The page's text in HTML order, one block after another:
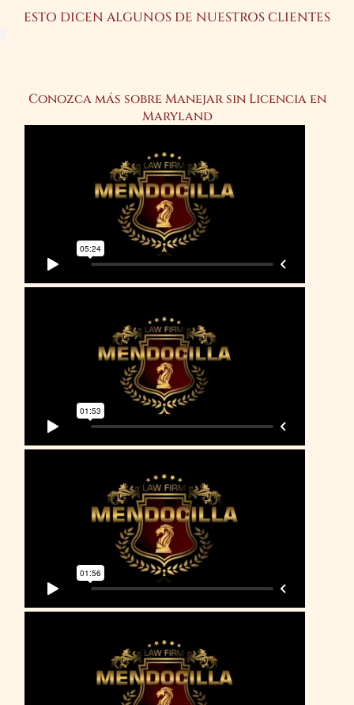
ESTO DICEN ALGUNOS DE NUESTROS CLIENTES
Conozca más sobre Manejar sin Licencia en
Maryland